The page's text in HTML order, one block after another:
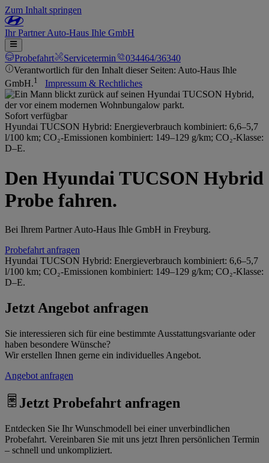
Zum Inhalt springen
IhrPartnerAuto-Haus Ihle GmbH
Probefahrt Servicetermin
034464/36340
Verantwortlich für den Inhalt dieser Seiten: Auto-Haus Ihle
GmbH.1 Impressum & Rechtliches
Sofort verfügbar
Hyundai TUCSON Hybrid: Energieverbrauch kombiniert: 6,6–5,7
l/100 km; CO₂-Emissionen kombiniert: 149–129 g/km; CO₂-Klasse:
D–E.
Den Hyundai TUCSON Hybrid
Probe fahren.
Bei Ihrem Partner Auto-Haus Ihle GmbH in Freyburg.
Probefahrt anfragen
Hyundai TUCSON Hybrid: Energieverbrauch kombiniert: 6,6–5,7
l/100 km; CO₂-Emissionen kombiniert: 149–129 g/km; CO₂-Klasse:
D–E.
Jetzt Angebot anfragen
Sie interessieren sich für eine bestimmte Ausstattungsvariante oder
haben besondere Wünsche?
Wir erstellen Ihnen gerne ein individuelles Angebot.
Angebot anfragen
Jetzt Probefahrt anfragen
Entdecken Sie Ihr Wunschmodell bei einer unverbindlichen
Probefahrt. Vereinbaren Sie mit uns jetzt Ihren persönlichen Termin
– schnell und unkompliziert.